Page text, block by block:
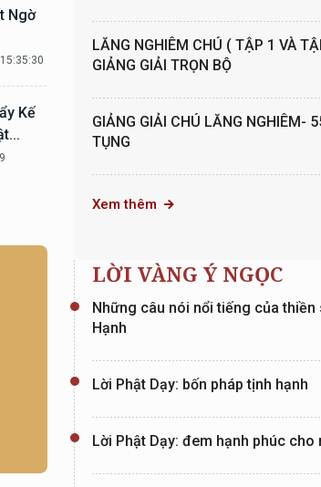
Ngờ
Kế
LĂNG NGHIÊM CHÚ ( TẬP 1 VÀ
GIẢNG GIẢI TRỌN BỘ
GIẢNG GIẢI CHÚ LĂNG NGHIÊM-
TỤNG
Xem thêm
LỜI VÀNG Ý NGỌC
Những câu nói nổi tiếng của thiền
Hạnh
Lời Phật Dạy: bốn pháp tịnh hạnh
Lời Phật Dạy: đem hạnh phúc cho